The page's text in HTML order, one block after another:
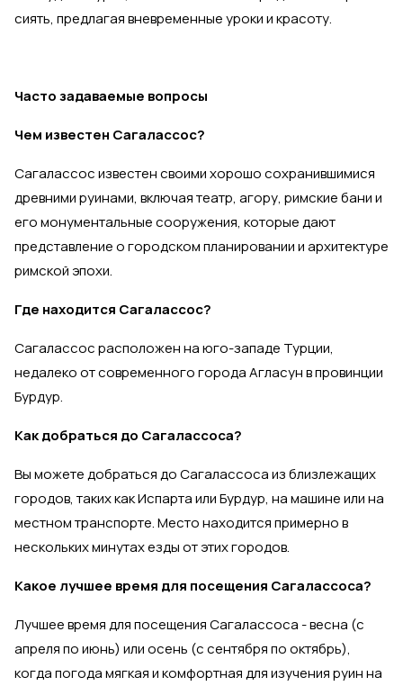
сиять, предлагая вневременные уроки и красоту.
Часто задаваемые вопросы
Чем известен Сагалассос?
Сагалассос известен своими хорошо сохранившимися
древними руинами, включая театр, агору, римские бани и
его монументальные сооружения, которые дают
представление о городском планировании и архитектуре
римской эпохи.
Где находится Сагалассос?
Сагалассос расположен на юго-западе Турции,
недалеко от современного города Агласун в провинции
Бурдур.
Как добраться до Сагалассоса?
Вы можете добраться до Сагалассоса из близлежащих
городов, таких как Испарта или Бурдур, на машине или на
местном транспорте. Место находится примерно в
нескольких минутах езды от этих городов.
Какое лучшее время для посещения Сагалассоса?
Лучшее время для посещения Сагалассоса - весна (с
апреля по июнь) или осень (с сентября по октябрь),
когда погода мягкая и комфортная для изучения руин на